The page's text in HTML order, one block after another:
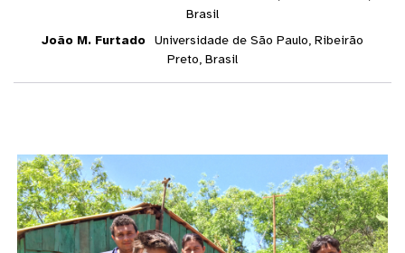
Brasil
João M. Furtado Universidade de São Paulo, Ribeirão
Preto, Brasil